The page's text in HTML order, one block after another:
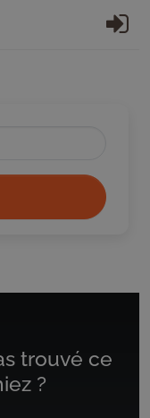
trouvé ce
?